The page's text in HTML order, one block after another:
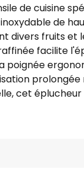
de cuisine
de
divers fruits et
facilite
poignée
cet